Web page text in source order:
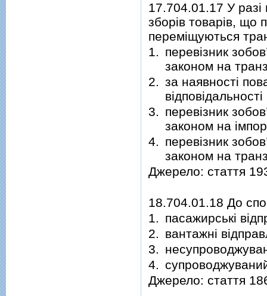
17.704.01.17 У разі
зборів товарів, що
переміщуються
1. перевізник
законом на
2. за наявності
3. перевізник
законом на
4. перевізник
законом на
Джерело: стаття
18.704.01.18 До
1. пасажирські
2. вантажні
3.
4.
Джерело: стаття